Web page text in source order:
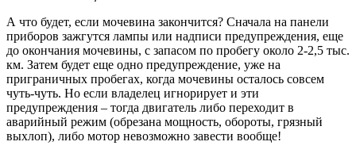
А что будет, если мочевина закончится? Сначала на панели
приборов зажгутся лампы или надписи предупреждения, еще
до окончания мочевины, с запасом по пробегу около 2-2,5 тыс.
км. Затем будет еще одно предупреждение, уже на
приграничных пробегах, когда мочевины осталось совсем
чуть-чуть. Но если владелец игнорирует и эти
предупреждения – тогда двигатель либо переходит в
аварийный режим (обрезана мощность, обороты, грязный
выхлоп), либо мотор невозможно завести вообще!